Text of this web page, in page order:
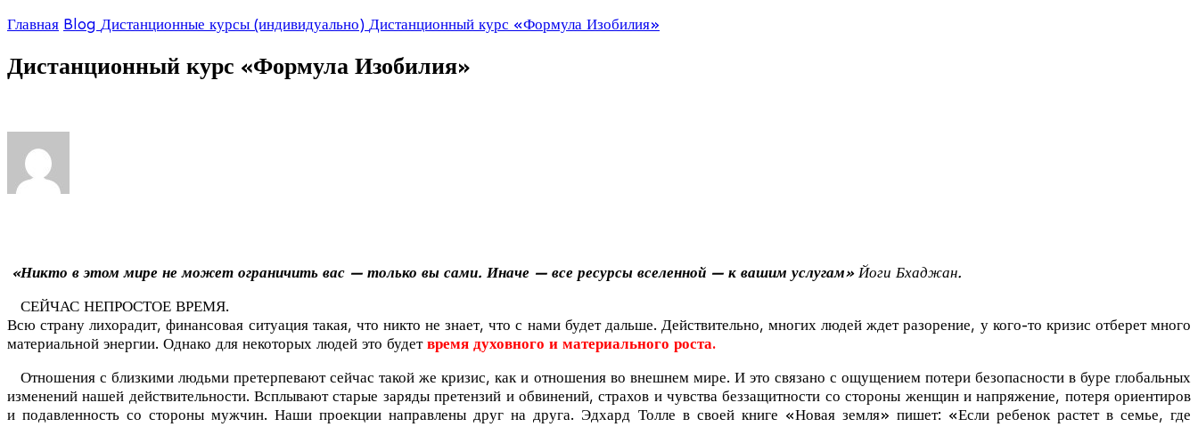
Главная Blog Дистанционные курсы (индивидуально) Дистанционный курс «Формула Изобилия»
Дистанционный курс «Формула Изобилия»
«Никто в этом мире не может ограничить вас — только вы сами. Иначе — все ресурсы вселенной — к вашим услугам» Йоги Бхаджан.
СЕЙЧАС НЕПРОСТОЕ ВРЕМЯ.
Всю страну лихорадит, финансовая ситуация такая, что никто не знает, что с нами будет дальше. Действительно, многих людей ждет разорение, у кого-то кризис отберет много
материальной энергии. Однако для некоторых людей это будет время духовного и материального роста.
Отношения с близкими людьми претерпевают сейчас такой же кризис, как и отношения во внешнем мире. И это связано с ощущением потери безопасности в буре глобальных
изменений нашей действительности. Всплывают старые заряды претензий и обвинений, страхов и чувства беззащитности со стороны женщин и напряжение, потеря ориентиров
и подавленность со стороны мужчин. Наши проекции направлены друг на друга. Эдхард Толле в своей книге «Новая земля» пишет: «Если ребенок растет в семье, где